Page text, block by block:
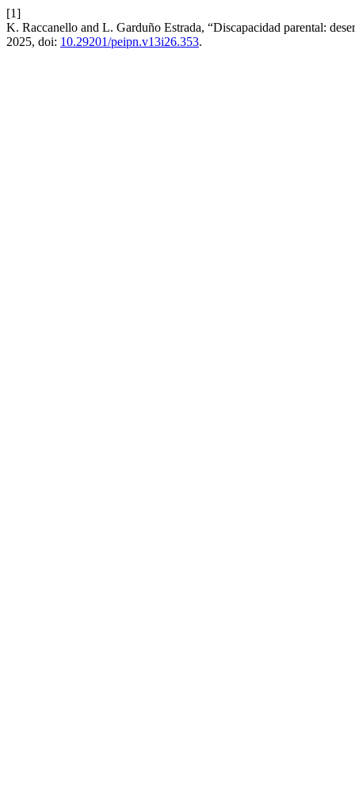
[1]
K. Raccanello and L. Garduño Estrada, “Discapacidad parental:
2025, doi: 10.29201/peipn.v13i26.353.